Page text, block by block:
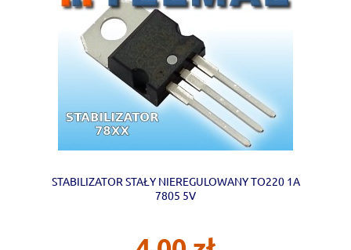
STABILIZATOR STAŁY NIEREGULOWANY TO220 1A
7805 5V